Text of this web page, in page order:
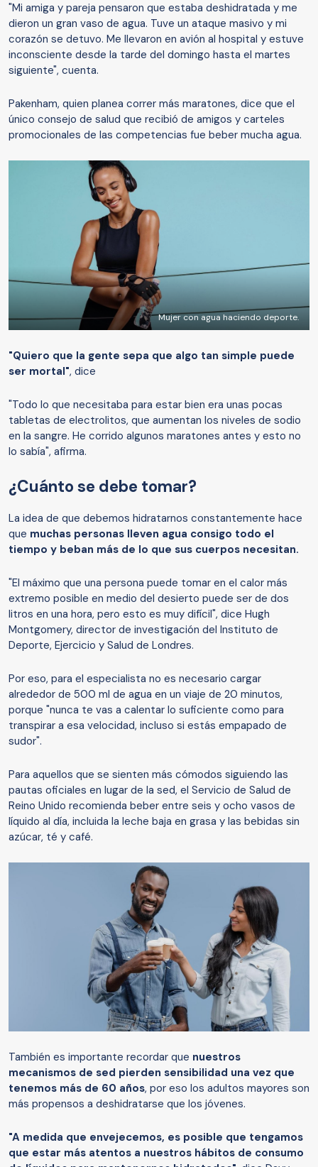
"Mi amiga y pareja pensaron que estaba deshidratada y me
dieron un gran vaso de agua. Tuve un ataque masivo y mi
corazón se detuvo. Me llevaron en avión al hospital y estuve
inconsciente desde la tarde del domingo hasta el martes
siguiente", cuenta.
Pakenham, quien planea correr más maratones, dice que el
único consejo de salud que recibió de amigos y carteles
promocionales de las competencias fue beber mucha agua.
Mujer con agua haciendo deporte.
"Quiero que la gente sepa que algo tan simple puede
ser mortal", dice
"Todo lo que necesitaba para estar bien era unas pocas
tabletas de electrolitos, que aumentan los niveles de sodio
en la sangre. He corrido algunos maratones antes y esto no
lo sabía", afirma.
¿Cuánto se debe tomar?
La idea de que debemos hidratarnos constantemente hace
que muchas personas lleven agua consigo todo el
tiempo y beban más de lo que sus cuerpos necesitan.
"El máximo que una persona puede tomar en el calor más
extremo posible en medio del desierto puede ser de dos
litros en una hora, pero esto es muy difícil", dice Hugh
Montgomery, director de investigación del Instituto de
Deporte, Ejercicio y Salud de Londres.
Por eso, para el especialista no es necesario cargar
alrededor de 500 ml de agua en un viaje de 20 minutos,
porque "nunca te vas a calentar lo suficiente como para
transpirar a esa velocidad, incluso si estás empapado de
sudor".
Para aquellos que se sienten más cómodos siguiendo las
pautas oficiales en lugar de la sed, el Servicio de Salud de
Reino Unido recomienda beber entre seis y ocho vasos de
líquido al día, incluida la leche baja en grasa y las bebidas sin
azúcar, té y café.
También es importante recordar que nuestros
mecanismos de sed pierden sensibilidad una vez que
tenemos más de 60 años, por eso los adultos mayores son
más propensos a deshidratarse que los jóvenes.
"A medida que envejecemos, es posible que tengamos
que estar más atentos a nuestros hábitos de consumo